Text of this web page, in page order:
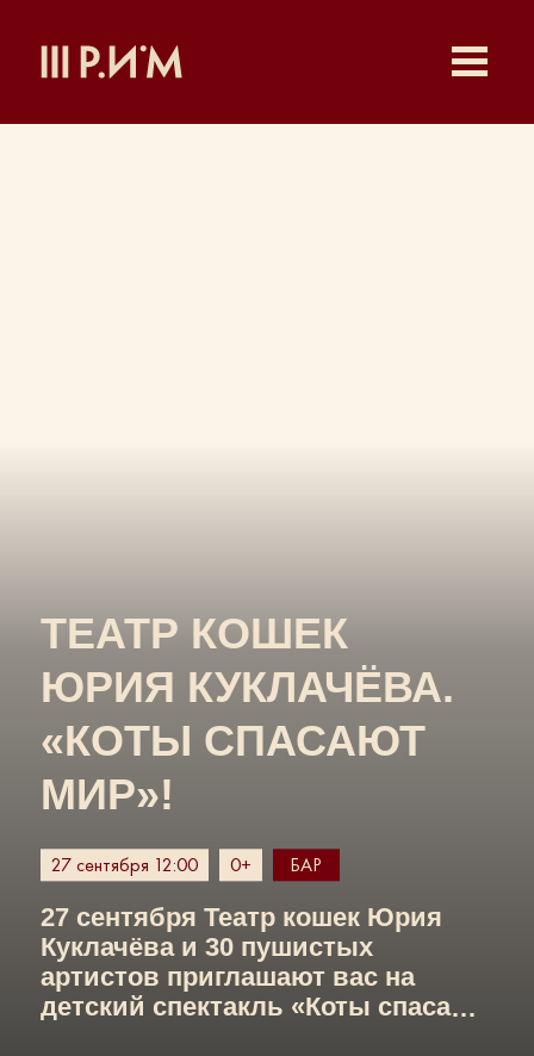
ТЕАТР КОШЕК
ЮРИЯ КУКЛАЧЁВА.
«КОТЫ СПАСАЮТ
МИР»!
27 сентября Театр кошек Юрия
Куклачёва и 30 пушистых
артистов приглашают вас на
детский спектакль «Коты спасают
27 сентября 12:00 0+ БАР